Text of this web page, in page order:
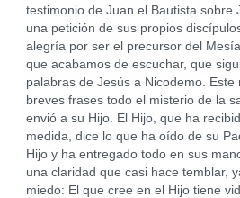
testimonio de Juan el Bautista sobre
una petición de sus propios
alegría por ser el precursor del
que acabamos de escuchar, que
palabras de Jesús a Nicodemo.
breves frases todo el misterio de la
envió a su Hijo. El Hijo, que ha
medida, dice lo que ha oído de su
Hijo y ha entregado todo en sus
una claridad que casi hace temblar,
miedo: El que cree en el Hijo tiene